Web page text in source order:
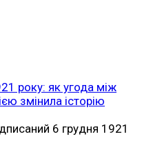
року: як угода між
змінила історію
6 грудня 1921